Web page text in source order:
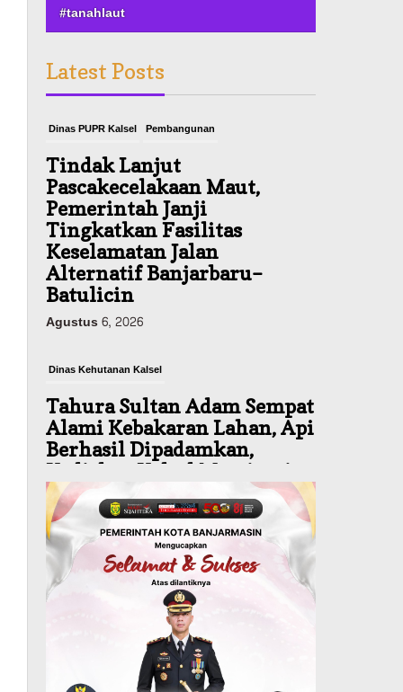
#tanahlaut
Latest Posts
Dinas PUPR Kalsel Pembangunan
Tindak Lanjut
Pascakecelakaan Maut,
Pemerintah Janji
Tingkatkan Fasilitas
Keselamatan Jalan
Alternatif Banjarbaru–
Batulicin
Agustus 6, 2026
Dinas Kehutanan Kalsel
Tahura Sultan Adam Sempat
Alami Kebakaran Lahan, Api
Berhasil Dipadamkan,
Kadishut Kalsel Memimpin
Langsung Aksi di Lapangan
Agustus 6, 2026
Advertorial Pemkab Balangan
Silaturahmi ke DPRD
Balangan, Kapolres AKBP
Arif Mansyur Perkuat
Koordinasi Keamanan